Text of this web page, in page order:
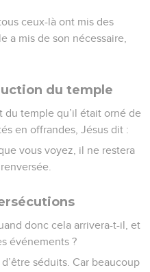
ceux-là ont mis des
a mis de son nécessaire,
du temple
du temple qu’il était orné de
en offrandes, Jésus dit :
vous voyez, il ne restera
donc cela arrivera-t-il, et
événements ?
séduits. Car beaucoup